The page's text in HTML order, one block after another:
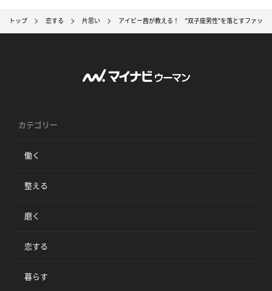
トップ 恋する 片思い アイビー茜が教える！ “双子座男性”を落とすファッシ
カテゴリー
働く
整える
磨く
恋する
暮らす